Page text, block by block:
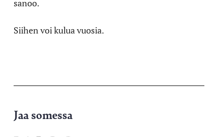
sanoo.
Siihen voi kulua vuosia.
Jaa somessa